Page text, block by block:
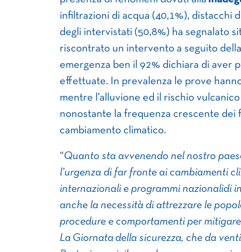
infiltrazioni di acqua (40,1%), distacchi
degli intervistati (50,8%) ha segnalato
riscontrato un intervento a seguito
emergenza ben il 92% dichiara di aver
effettuate. In prevalenza le prove
mentre l’alluvione ed il rischio
nonostante la frequenza crescente dei
cambiamento climatico.
“Quanto sta avvenendo nel nostro
l’urgenza di far fronte ai cambiamenti
internazionali e programmi nazionalidi
anche la necessità di attrezzare le
procedure e comportamenti per
La Giornata della sicurezza, che da